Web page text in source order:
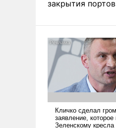
закрытия портов